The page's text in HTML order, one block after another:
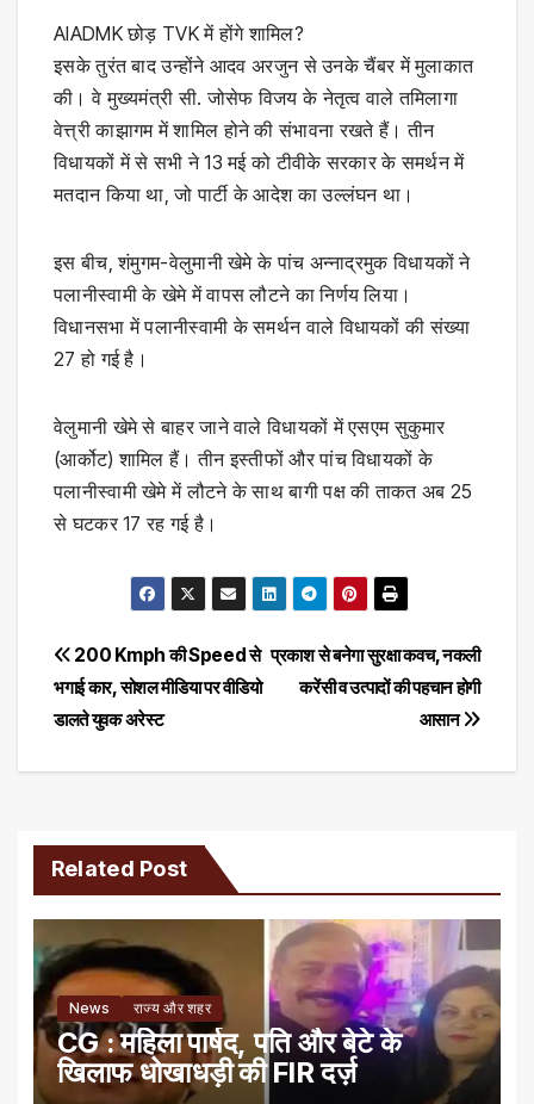
AIADMK छोड़ TVK में होंगे शामिल?
इसके तुरंत बाद उन्होंने आदव अरजुन से उनके चैंबर में मुलाकात
की। वे मुख्यमंत्री सी. जोसेफ विजय के नेतृत्व वाले तमिलागा
वेत्त्री काझागम में शामिल होने की संभावना रखते हैं। तीन
विधायकों में से सभी ने 13 मई को टीवीके सरकार के समर्थन में
मतदान किया था, जो पार्टी के आदेश का उल्लंघन था।
इस बीच, शंमुगम-वेलुमानी खेमे के पांच अन्नाद्रमुक विधायकों ने
पलानीस्वामी के खेमे में वापस लौटने का निर्णय लिया।
विधानसभा में पलानीस्वामी के समर्थन वाले विधायकों की संख्या
27 हो गई है।
वेलुमानी खेमे से बाहर जाने वाले विधायकों में एसएम सुकुमार
(आर्कोट) शामिल हैं। तीन इस्तीफों और पांच विधायकों के
पलानीस्वामी खेमे में लौटने के साथ बागी पक्ष की ताकत अब 25
से घटकर 17 रह गई है।
Post
navigation
प्रकाश से बनेगा सुरक्षा कवच, नकली
करेंसी व उत्पादों की पहचान होगी
आसान
200 Kmph की Speed से
भगाई कार, सोशल मीडिया पर वीडियो
डालते युवक अरेस्ट
Related Post
News राज्य और शहर
CG : महिला पार्षद, पति और बेटे के
खिलाफ धोखाधड़ी की FIR दर्ज़